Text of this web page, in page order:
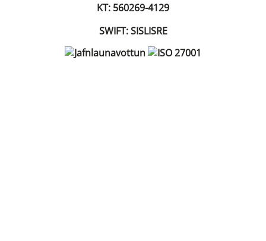
KT: 560269-4129
SWIFT: SISLISRE